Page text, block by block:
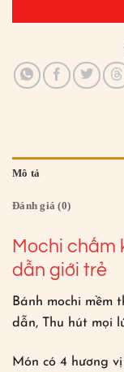
Mô tả
Đánh giá (0)
Mochi chấm
dẫn giới trẻ
Bánh mochi mềm
dẫn, Thu hút mọi
Món có 4 hương